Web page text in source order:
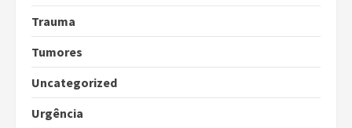
Trauma
Tumores
Uncategorized
Urgência